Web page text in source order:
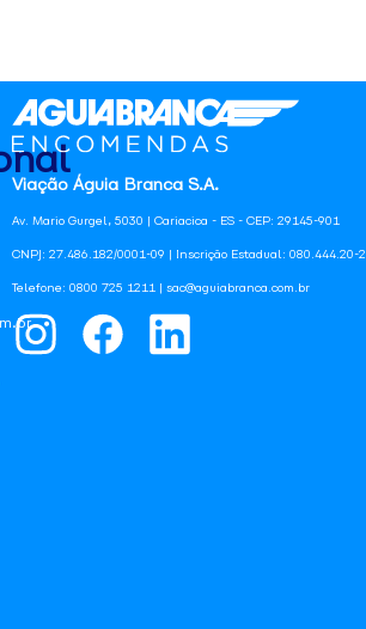
Viação Águia Branca S.A.
Av. Mario Gurgel, 5030 | Cariacica - ES - CEP: 29145-901
CNPJ: 27.486.182/0001-09 | Inscrição Estadual: 080.444.20-2
Telefone: 0800 725 1211 | sac@aguiabranca.com.br